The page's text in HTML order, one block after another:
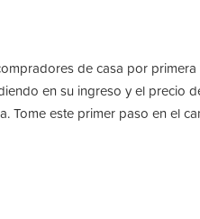
de casa por primera
en su ingreso y el precio
Tome este primer paso en el